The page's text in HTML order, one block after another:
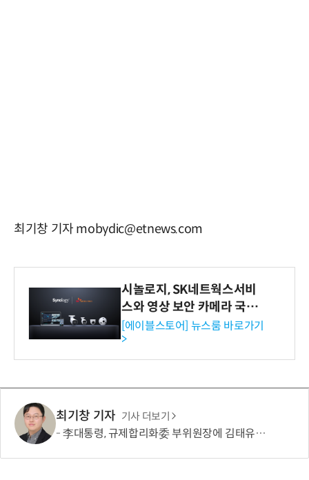
최기창 기자 mobydic@etnews.com
시놀로지, SK네트웍스서비
스와 영상 보안 카메라 국내
독점 판매 파트너십 체결
[에이블스토어] 뉴스룸 바로가기
>
최기창 기자 기사 더보기
李대통령, 규제합리화委 부위원장에 김태유 서울대 공대 교수 위촉